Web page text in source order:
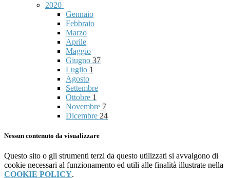
2020
Gennaio
Febbraio
Marzo
Aprile
Maggio
Giugno 37
Luglio 1
Agosto
Settembre
Ottobre 1
Novembre 7
Dicembre 24
Nessun contenuto da visualizzare
Questo sito o gli strumenti terzi da questo utilizzati si avvalgono di
cookie necessari al funzionamento ed utili alle finalità illustrate nella
COOKIE POLICY.